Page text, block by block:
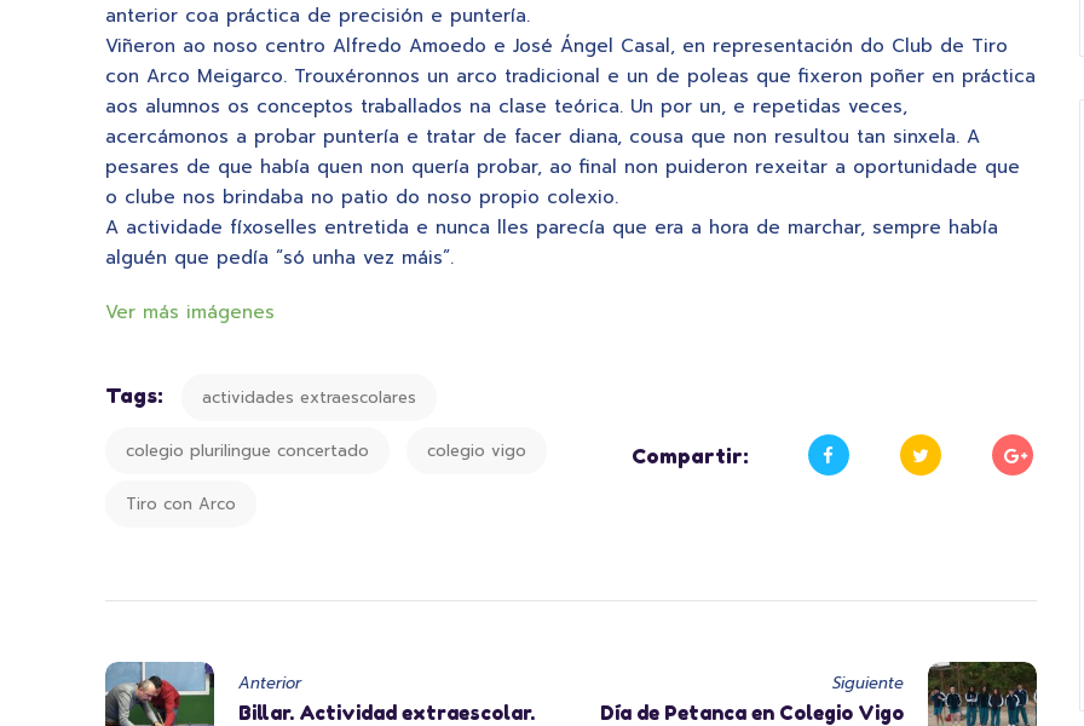
anterior coa práctica de precisión e puntería.
Viñeron ao noso centro Alfredo Amoedo e José Ángel Casal, en representación do Club de Tiro
con Arco Meigarco. Trouxéronnos un arco tradicional e un de poleas que fixeron poñer en práctica
aos alumnos os conceptos traballados na clase teórica. Un por un, e repetidas veces,
acercámonos a probar puntería e tratar de facer diana, cousa que non resultou tan sinxela. A
pesares de que había quen non quería probar, ao final non puideron rexeitar a oportunidade que
o clube nos brindaba no patio do noso propio colexio.
A actividade fíxoselles entretida e nunca lles parecía que era a hora de marchar, sempre había
alguén que pedía “só unha vez máis”.
Ver más imágenes
Tags: actividades extraescolares
colegio plurilingue concertado colegio vigo
Tiro con Arco
Compartir:
Anterior
Billar. Actividad extraescolar.
Siguiente
Día de Petanca en Colegio Vigo